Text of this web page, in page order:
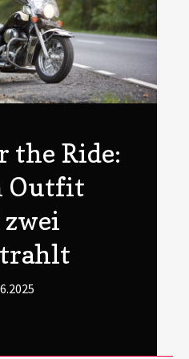
the Ride:
Outfit